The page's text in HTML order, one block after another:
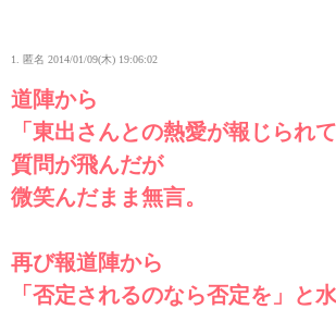
1. 匿名 2014/01/09(木) 19:06:02
道陣から
「東出さんとの熱愛が報じられ
質問が飛んだが
微笑んだまま無言。
再び報道陣から
「否定されるのなら否定を」と